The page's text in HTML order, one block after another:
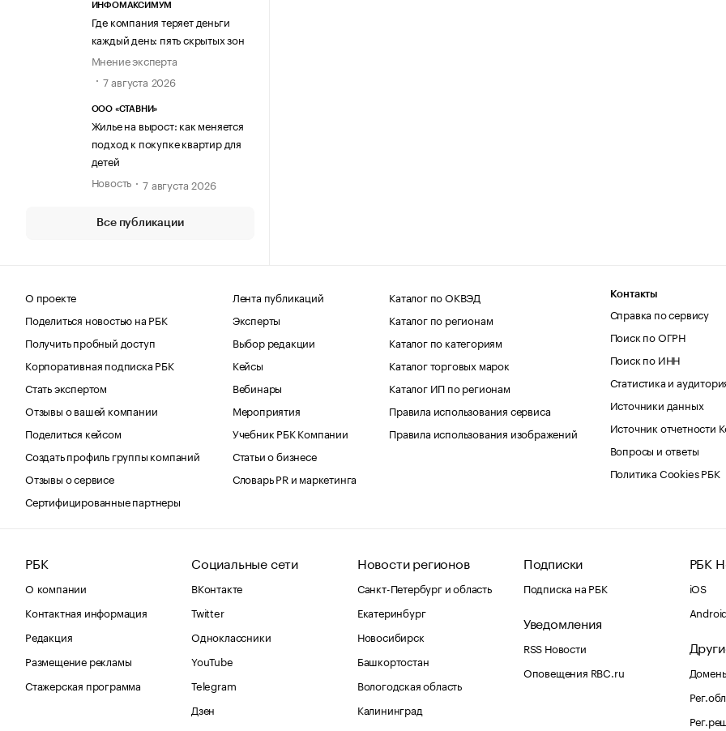
ИНФОМАКСИМУМ
Где компания теряет деньги
каждый день: пять скрытых зон
Мнение эксперта
7 августа 2026
ООО «СТАВНИ»
Жилье на вырост: как меняется
подход к покупке квартир для
детей
Новость
7 августа 2026
Все публикации
О проекте
Поделиться новостью на РБК
Получить пробный доступ
Корпоративная подписка РБК
Стать экспертом
Отзывы о вашей компании
Поделиться кейсом
Создать профиль группы компаний
Отзывы о сервисе
Сертифицированные партнеры
Лента публикаций
Эксперты
Выбор редакции
Кейсы
Вебинары
Мероприятия
Учебник РБК Компании
Статьи о бизнесе
Словарь PR и маркетинга
Каталог по ОКВЭД
Каталог по регионам
Каталог по категориям
Каталог торговых марок
Каталог ИП по регионам
Правила использования сервиса
Правила использования изображений
Контакты
Справка по сервису
Поиск по ОГРН
Поиск по ИНН
Статистика и
Источники данных
Источник отчетности
Вопросы и ответы
Политика Cookies РБК
РБК
О компании
Контактная информация
Редакция
Размещение рекламы
Стажерская программа
Социальные сети
ВКонтакте
Twitter
Одноклассники
YouTube
Telegram
Дзен
Новости регионов
Санкт-Петербург и область
Екатеринбург
Новосибирск
Башкортостан
Вологодская область
Калининград
Подписки
Подписка на РБК
Уведомления
RSS Новости
Оповещения RBC.ru
РБК
iOS